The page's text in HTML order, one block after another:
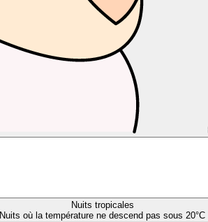
Nuits tropicales
Nuits où la température ne descend pas sous 20°C